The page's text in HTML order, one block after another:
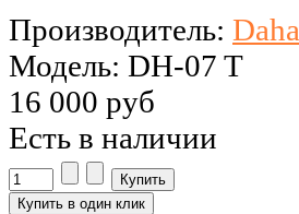
Производитель:
Модель: DH-07 T
16 000 руб
Есть в наличии